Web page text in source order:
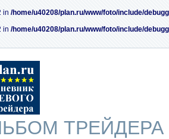
in /home/u40208/plan.ru/www/foto/include/
in /home/u40208/plan.ru/www/foto/include/
ТРЕЙДЕРА